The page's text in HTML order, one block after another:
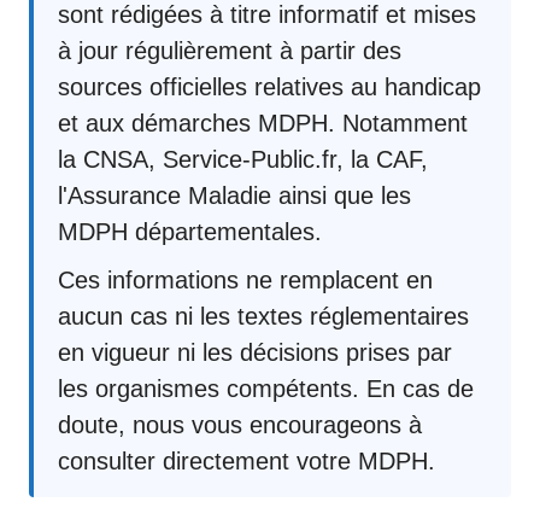
sont rédigées à titre informatif et mises
à jour régulièrement à partir des
sources officielles relatives au handicap
et aux démarches MDPH. Notamment
la CNSA, Service-Public.fr, la CAF,
l'Assurance Maladie ainsi que les
MDPH départementales.
Ces informations ne remplacent en
aucun cas ni les textes réglementaires
en vigueur ni les décisions prises par
les organismes compétents. En cas de
doute, nous vous encourageons à
consulter directement votre MDPH.